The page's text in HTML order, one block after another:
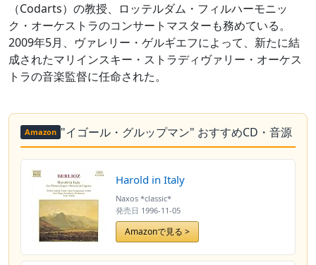
（Codarts）の教授、ロッテルダム・フィルハーモニッ
ク・オーケストラのコンサートマスターも務めている。
2009年5月、ヴァレリー・ゲルギエフによって、新たに結
成されたマリインスキー・ストラディヴァリー・オーケス
トラの音楽監督に任命された。
Amazon "イゴール・グルップマン" おすすめCD・音源
Harold in Italy
Naxos *classic*
発売日 1996-11-05
Amazonで見る >